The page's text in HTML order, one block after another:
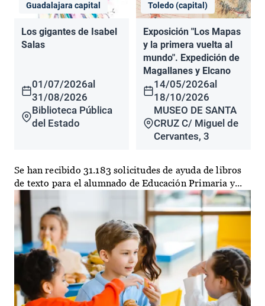
Guadalajara capital
Los gigantes de Isabel
Salas
01/07/2026al
31/08/2026
Biblioteca Pública
del Estado
Toledo (capital)
Exposición "Los Mapas
y la primera vuelta al
mundo". Expedición de
Magallanes y Elcano
14/05/2026al
18/10/2026
MUSEO DE SANTA
CRUZ C/ Miguel de
Cervantes, 3
Se han recibido 31.183 solicitudes de ayuda de libros
de texto para el alumnado de Educación Primaria y...